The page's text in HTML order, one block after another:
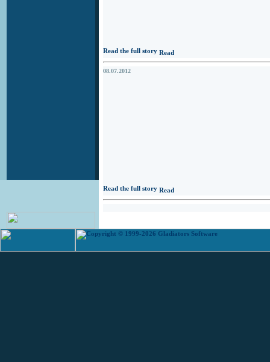
Read the full story
08.07.2012
Read the full story